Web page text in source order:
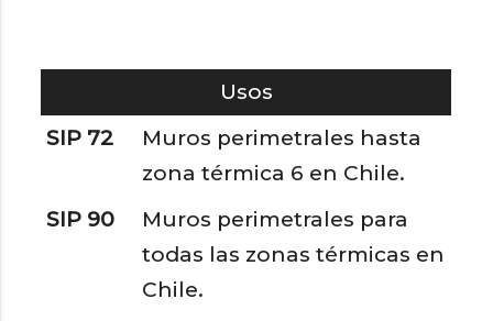
Usos
SIP 72
Muros perimetrales hasta
zona térmica 6 en Chile.
SIP 90
Muros perimetrales para
todas las zonas térmicas en
Chile.